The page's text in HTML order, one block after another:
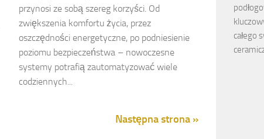
przynosi ze sobą szereg korzyści. Od
zwiększenia komfortu życia, przez
oszczędności energetyczne, po podniesienie
poziomu bezpieczeństwa – nowoczesne
systemy potrafią zautomatyzować wiele
codziennych...
Następna strona »
całego